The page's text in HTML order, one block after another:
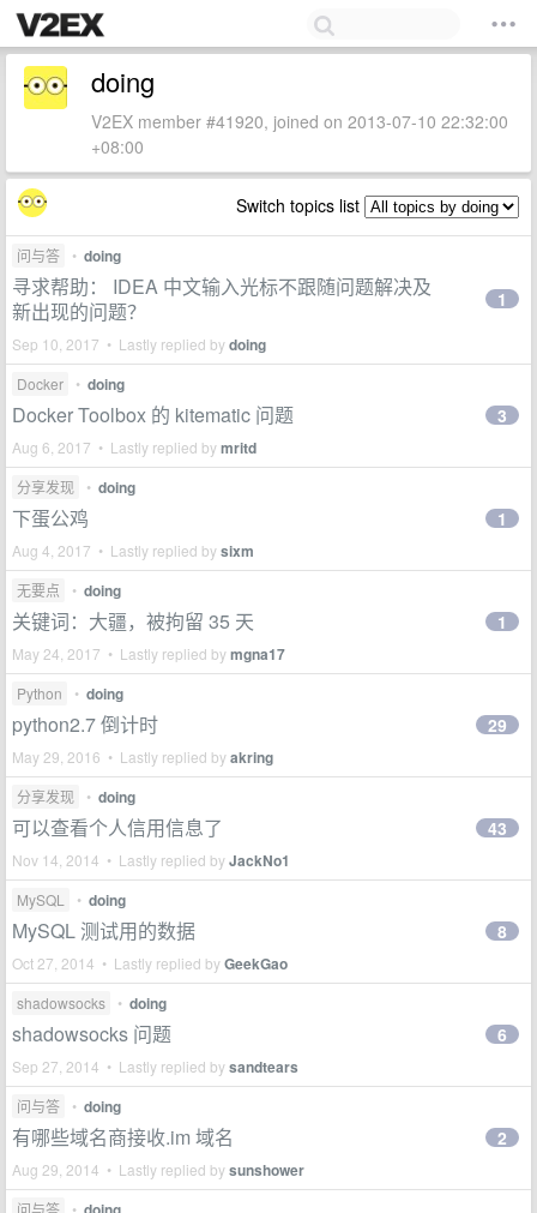
doing
V2EX member #41920, joined on 2013-07-10 22:32:00
+08:00
Switch topics list
问与答 • doing
寻求帮助： IDEA 中文输入光标不跟随问题解决及
新出现的问题？
Sep 10, 2017 • Lastly replied bydoing
1
Docker • doing
Docker Toolbox 的 kitematic 问题
Aug 6, 2017 • Lastly replied bymritd
3
分享发现 • doing
下蛋公鸡
Aug 4, 2017 • Lastly replied bysixm
1
无要点 • doing
关键词：大疆，被拘留 35 天
May 24, 2017 • Lastly replied bymgna17
1
Python • doing
python2.7 倒计时
May 29, 2016 • Lastly replied byakring
29
分享发现 • doing
可以查看个人信用信息了
Nov 14, 2014 • Lastly replied byJackNo1
43
MySQL • doing
MySQL 测试用的数据
Oct 27, 2014 • Lastly replied byGeekGao
8
shadowsocks • doing
shadowsocks 问题
Sep 27, 2014 • Lastly replied bysandtears
6
问与答 • doing
有哪些域名商接收.im 域名
Aug 29, 2014 • Lastly replied bysunshower
2
问与答 •